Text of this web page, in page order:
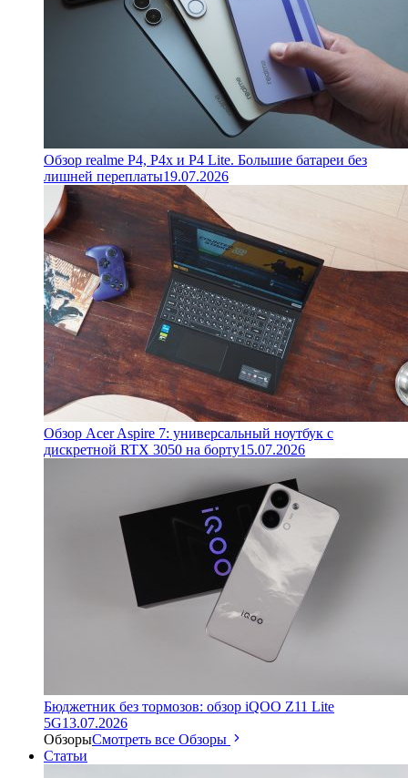
Обзор realme P4, P4x и P4 Lite. Большие батареи без
лишней переплаты19.07.2026
Обзор Acer Aspire 7: универсальный ноутбук с
дискретной RTX 3050 на борту15.07.2026
Бюджетник без тормозов: обзор iQOO Z11 Lite
5G13.07.2026
ОбзорыСмотреть все Обзоры
Статьи